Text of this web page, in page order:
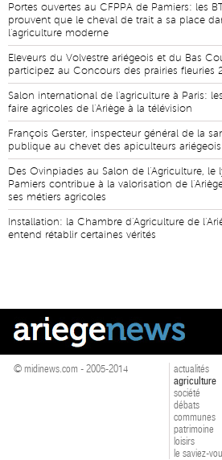
Portes ouvertes au CFPPA de Pamiers: les
prouvent que le cheval de trait a sa place
l'agriculture moderne
Eleveurs du Volvestre ariégeois et du Bas
participez au Concours des prairies fleuries
Salon international de l'agriculture à Paris:
faire agricoles de l'Ariège à la télévision
François Gerster, inspecteur général de la
publique au chevet des apiculteurs ariégeois
Des Ovinpiades au Salon de l'Agriculture, le
Pamiers contribue à la valorisation de
ses métiers agricoles
Installation: la Chambre d'Agriculture de
entend rétablir certaines vérités
© midinews.com - 2005-2014
actualités
agriculture
société
débats
communes
patrimoine
loisirs
le saviez-